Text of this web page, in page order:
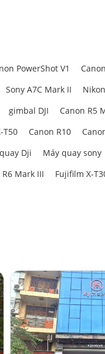
h trong suốt dải zoom giúp
đổi hợp lý để có được kích
độ chính xác màu sắc,
ED và ba thấu kính
PowerShot V1
Sony A7C Mark II
gimbal DJI Canon R5
T50 Canon R10
Dji Máy quay sony
R6 Mark III Fujifilm X-